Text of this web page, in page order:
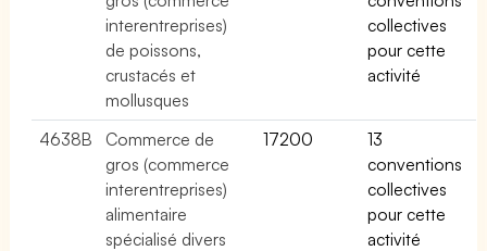
interentreprises)
de poissons,
crustacés et
mollusques
collectives
pour cette
activité
4638B
Commerce de
gros (commerce
interentreprises)
alimentaire
spécialisé divers
17200
13
conventions
collectives
pour cette
activité